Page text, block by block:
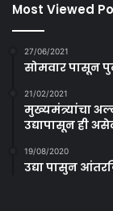
Most Viewed
27/06/2021
सोमवार पासून
21/02/2021
मुख्यमंत्र्यांचा
उद्यापासून ही
19/08/2020
उद्या पासुन